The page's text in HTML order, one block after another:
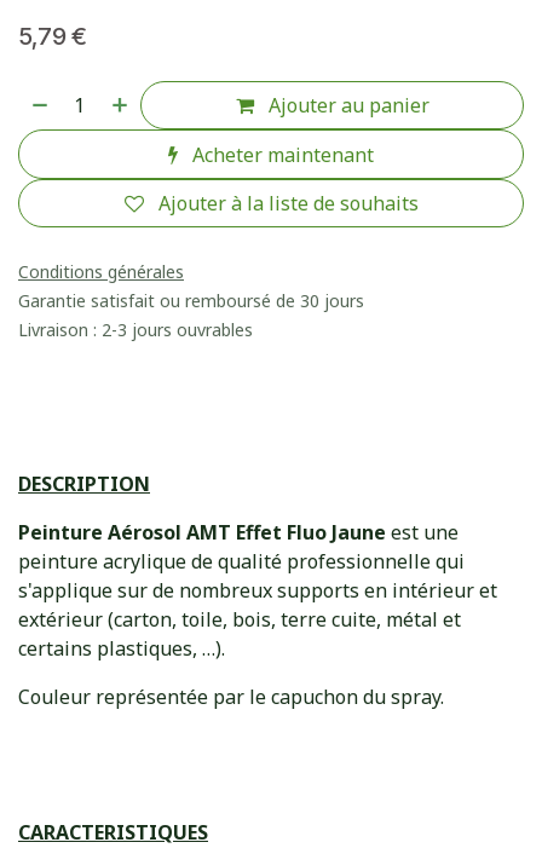
5,79€
Ajouter au panier
Acheter maintenant
Ajouter à la liste de souhaits
Conditions générales
Garantie satisfait ou remboursé de 30 jours
Livraison : 2-3 jours ouvrables
DESCRIPTION
Peinture Aérosol AMT Effet Fluo Jaune est une
peinture acrylique de qualité professionnelle qui
s'applique sur de nombreux supports en intérieur et
extérieur (carton, toile, bois, terre cuite, métal et
certains plastiques, …).
Couleur représentée par le capuchon du spray.
​CARACTERISTIQUES